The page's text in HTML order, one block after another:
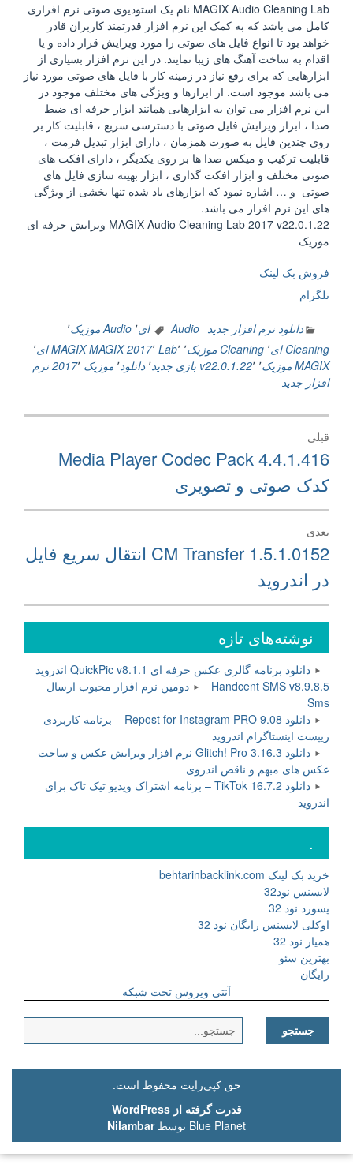
MAGIX Audio Cleaning Lab نام یک استودیوی صوتی نرم افزاری
کامل می باشد که به کمک این نرم افزار قدرتمند کاربران قادر
خواهد بود تا انواع فایل های صوتی را مورد ویرایش قرار داده و یا
اقدام به ساخت آهنگ های زیبا نمایند. در این نرم افزار بسیاری از
ابزارهایی که برای رفع نیاز در زمینه کار با فایل های صوتی مورد نیاز
می باشد موجود است. از ابزارها و ویژگی های مختلف موجود در
این نرم افزار می توان به ابزارهایی همانند ابزار حرفه ای ضبط
صدا ، ابزار ویرایش فایل صوتی با دسترسی سریع ، قابلیت کار بر
روی چندین فایل به صورت همزمان ، دارای ابزار تبدیل فرمت ،
قابلیت ترکیب و میکس صدا ها بر روی یکدیگر ، دارای افکت های
صوتی مختلف و ابزار افکت گذاری ، ابزار بهینه سازی فایل های
صوتی و … اشاره نمود که ابزارهای یاد شده تنها بخشی از ویژگی
های این نرم افزار می باشد.
MAGIX Audio Cleaning Lab 2017 v22.0.1.22 ویرایش حرفه ای
موزیک
فروش بک لینک
تلگرام
دانلود نرم افزار جدید Audio ای ٬ Audio موزیک
٬
Cleaning ای
٬ Cleaning موزیک ٬ Lab٬ MAGIX 2017٬ MAGIX ای
٬
MAGIX موزیک
٬ v22.0.1.22٬ بازی جدید٬ دانلود٬ موزیک 2017 ٬
نرم
افزار جدید
راهبری
نوشته
قبلی
نوشته
قبلی:
Media Player Codec Pack 4.4.1.416
کدک صوتی و تصویری
بعدی
نوشته
بعدی:
CM Transfer 1.5.1.0152 انتقال سریع فایل
در اندروید
نوشته‌های تازه
دانلود برنامه گالری عکس حرفه ای QuickPic v8.1.1 اندروید
Handcent SMS v8.9.8.5 دومین نرم افزار محبوب ارسال
Sms
دانلود Repost for Instagram PRO 9.08 – برنامه کاربردی
ریپست اینستاگرام اندروید
دانلود Glitch! Pro 3.16.3 نرم افزار ویرایش عکس و ساخت
عکس های مبهم و ناقص اندروی
دانلود TikTok 16.7.2 – برنامه اشتراک ویدیو تیک تاک برای
اندروید
.
خرید بک لینک behtarinbacklink.com
لایسنس نود32
پسورد نود 32
اوکلی لایسنس رایگان نود 32
همیار نود 32
بهترین سئو
رایگان
آنتی ویروس تحت شبکه
برای:
حق کپی‌رایت محفوظ است.
قدرت گرفته از WordPress
Blue Planet توسط
Nilambar